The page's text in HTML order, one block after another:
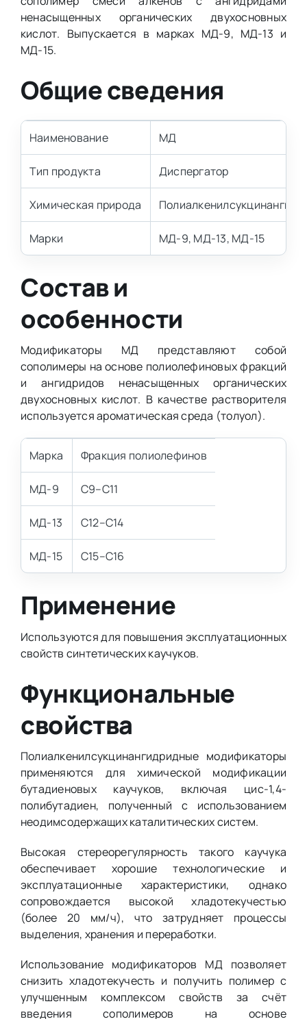
ненасыщенных органических двухосновных
кислот. Выпускается в марках МД-9, МД-13 и
МД-15.
Общие сведения
Наименование МД
Тип продукта Диспергатор
Химическая природа
Марки МД-9, МД-13, МД-15
Состав и
особенности
Модификаторы МД представляют собой
сополимеры на основе полиолефиновых фракций
и ангидридов ненасыщенных органических
двухосновных кислот. В качестве растворителя
используется ароматическая среда (толуол).
Марка Фракция полиолефинов
МД-9 С9–С11
МД-13 С12–С14
МД-15 С15–С16
Применение
Используются для повышения эксплуатационных
свойств синтетических каучуков.
Функциональные
свойства
Полиалкенилсукцинангидридные модификаторы
применяются для химической модификации
бутадиеновых каучуков, включая цис-1,4-
полибутадиен, полученный с использованием
неодимсодержащих каталитических систем.
Высокая стереорегулярность такого каучука
обеспечивает хорошие технологические и
эксплуатационные характеристики, однако
сопровождается высокой хладотекучестью
(более 20 мм/ч), что затрудняет процессы
выделения, хранения и переработки.
Использование модификаторов МД позволяет
снизить хладотекучесть и получить полимер с
улучшенным комплексом свойств за счёт
введения сополимеров на основе